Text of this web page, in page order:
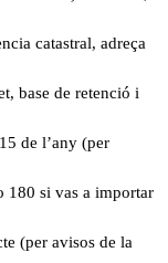
catastral, adreça
base de retenció i
de l’any (per
180 si vas a importar
(per avisos de la